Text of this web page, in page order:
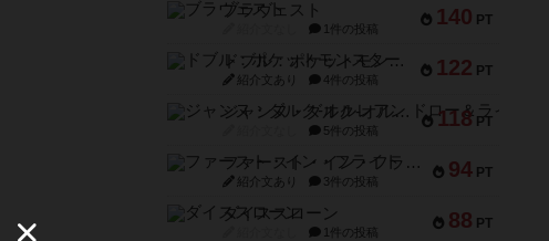
140 PT
ブラヴェスト
1件の投稿
122 PT
ドブル：ポケットモンスター
紹介文あり 4件の投稿
118 PT
ジャンヌ・ダルク-オルレアン ドロー＆ライト
5件の投稿
94 PT
ファースト・イン・フライト
紹介文あり 3件の投稿
88 PT
ダイススローン
1件の投稿